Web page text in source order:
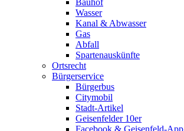
Bauhof
Wasser
Kanal & Abwasser
Gas
Abfall
Spartenauskünfte
Ortsrecht
Bürgerservice
Bürgerbus
Citymobil
Stadt-Artikel
Geisenfelder 10er
Facebook & Geisenfeld-App